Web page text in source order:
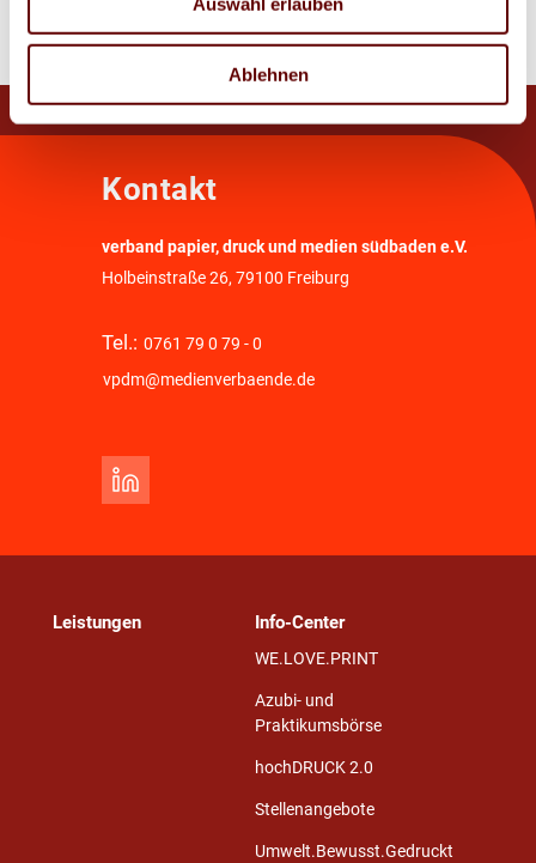
Ablehnen
Kontakt
verband papier, druck und medien südbaden e.V.
Holbeinstraße 26, 79100 Freiburg
Tel.: 0761 79 0 79 - 0
vpdm@medienverbaende.de
Leistungen Info-Center
WE.LOVE.PRINT
Azubi- und
Praktikumsbörse
hochDRUCK 2.0
Stellenangebote
Umwelt.Bewusst.Gedruckt